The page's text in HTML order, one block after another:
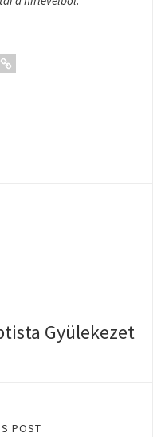
Gyülekezet
POST